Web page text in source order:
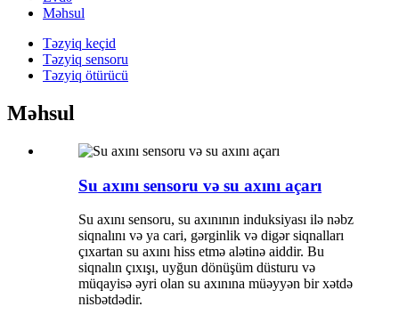
Məhsul
Təzyiq keçid
Təzyiq sensoru
Təzyiq ötürücü
Məhsul
Su axını sensoru və su axını açarı
Su axını sensoru, su axınının induksiyası ilə nəbz
siqnalını və ya cari, gərginlik və digər siqnalları
çıxartan su axını hiss etmə alətinə aiddir. Bu
siqnalın çıxışı, uyğun dönüşüm düsturu və
müqayisə əyri olan su axınına müəyyən bir xətdə
nisbətdədir.